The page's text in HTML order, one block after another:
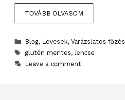
TOVÁBB OLVASOM
Categories
Blog, Levesek, Varázslatos főzés
Tags
glutén mentes, lencse
Leave a comment